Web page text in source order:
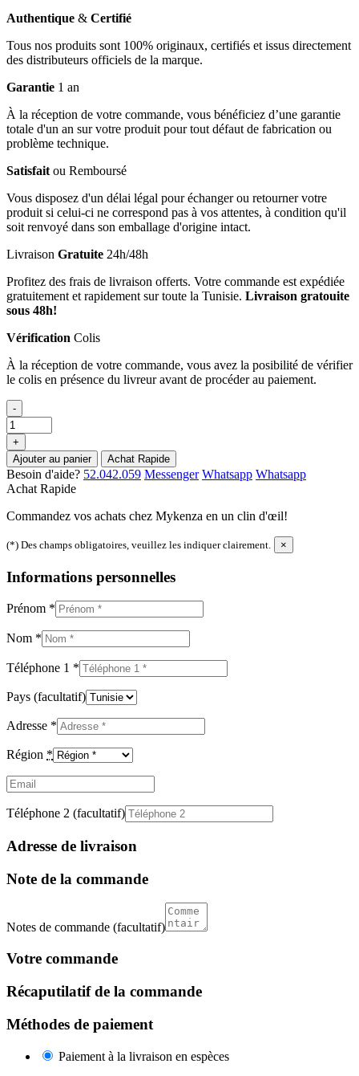
Authentique & Certifié
Tous nos produits sont 100% originaux, certifiés et issus directement
des distributeurs officiels de la marque.
Garantie 1 an
À la réception de votre commande, vous bénéficiez d’une garantie
totale d'un an sur votre produit pour tout défaut de fabrication ou
problème technique.
Satisfait ou Remboursé
Vous disposez d'un délai légal pour échanger ou retourner votre
produit si celui-ci ne correspond pas à vos attentes, à condition qu'il
soit renvoyé dans son emballage d'origine intact.
Livraison Gratuite 24h/48h
Profitez des frais de livraison offerts. Votre commande est expédiée
gratuitement et rapidement sur toute la Tunisie. Livraison gratouite
sous 48h!
Vérification Colis
À la réception de votre commande, vous avez la posibilité de vérifier
le colis en présence du livreur avant de procéder au paiement.
-
+
Ajouter au panier
Achat Rapide
Besoin d'aide? 52.042.059 Messenger Whatsapp Whatsapp
Achat Rapide
Commandez vos achats chez Mykenza en un clin d'œil!
(*) Des champs obligatoires, veuillez les indiquer clairement. ×
Informations personnelles
Prénom *
Nom *
Téléphone 1 *
Pays (facultatif)
Adresse *
Région *
Email
Téléphone 2 (facultatif)
Adresse de livraison
Note de la commande
Notes de commande (facultatif)
Votre commande
Récaputilatif de la commande
Méthodes de paiement
Paiement à la livraison en espèces